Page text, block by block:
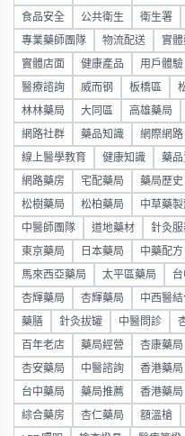
食品安全 公共衛生 衛生署
專業藥師團隊 物流配送 實體
實體店面 健康產品 用戶體驗
醫療諮詢 威而钢 板橋區
林林藥局 大同區 高雄藥局
網路社群 藥品知識 網際網路
線上醫學教育 健康知識 藥品
網路藥房 宅配藥局 藥局歷史
松樹藥局 松柏藥局 中草藥製
中醫師團隊 道地藥材 針灸服
東京藥局 日本藥局 中藥配方
馬來西亞藥局 太平區藥局
杏輝藥局 杏輝藥局 中西醫結
藥膳 針灸拔罐 中醫問診
百年老店 藥局經營 杏康藥局
杏安藥局 中醫諮詢 香港藥局
台中藥局 藥局推薦 香港藥局
綜合藥房 杏仁藥局 額溫槍